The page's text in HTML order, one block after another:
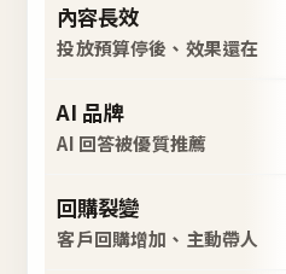
內容長效
投放預算停後、效果還在
AI 品牌
AI 回答被優質推薦
回購裂變
客戶回購增加、主動帶人